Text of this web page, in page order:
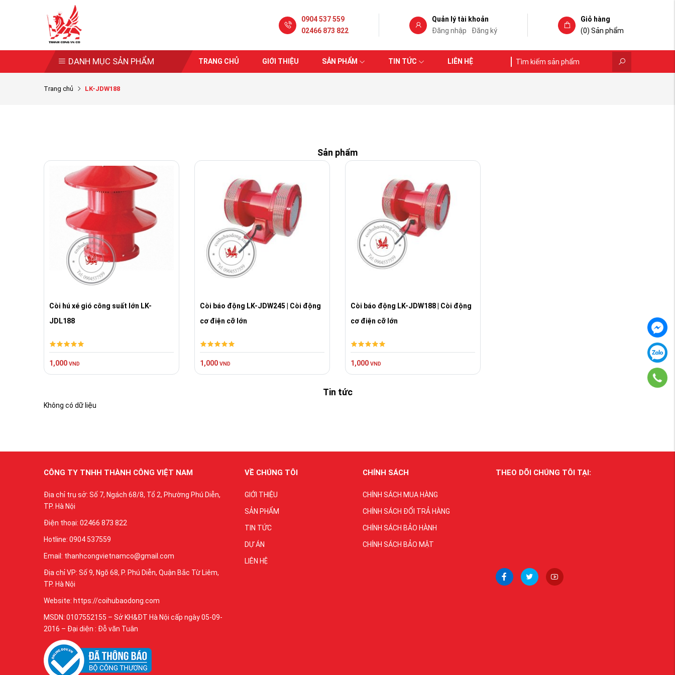
0904 537 559
02466 873 822
Quản lý tài khoản
Đăng nhập
Đăng ký
Giỏ hàng
(0) Sản phẩm
DANH MỤC SẢN PHẨM TRANG CHỦ GIỚI THIỆU SẢN PHẨM TIN TỨC LIÊN HỆ
Trang chủ LK-JDW188
Sản phẩm
Còi hú xé gió công suất lớn LK-
JDL188
1,000 VND
Còi báo động LK-JDW245 | Còi động
cơ điện cỡ lớn
1,000 VND
Còi báo động LK-JDW188 | Còi động
cơ điện cỡ lớn
1,000 VND
Tin tức
Không có dữ liệu
CÔNG TY TNHH THÀNH CÔNG VIỆT NAM
Địa chỉ trụ sở: Số 7, Ngách 68/8, Tổ 2, Phường Phú Diễn,
TP. Hà Nội
Điện thoại: 02466 873 822
Hotline: 0904 537559
Email: thanhcongvietnamco@gmail.com
Địa chỉ VP: Số 9, Ngõ 68, P. Phú Diễn, Quận Bắc Từ Liêm,
TP. Hà Nội
Website: https://coihubaodong.com
MSDN: 0107552155 – Sở KH&ĐT Hà Nội cấp ngày 05-09-
2016 – Đại diện : Đỗ văn Tuân
VỀ CHÚNG TÔI
GIỚI THIỆU
SẢN PHẨM
TIN TỨC
DỰ ÁN
LIÊN HỆ
CHÍNH SÁCH
CHÍNH SÁCH MUA HÀNG
CHÍNH SÁCH ĐỔI TRẢ HÀNG
CHÍNH SÁCH BẢO HÀNH
CHÍNH SÁCH BẢO MẬT
THEO DÕI CHÚNG TÔI TẠI: